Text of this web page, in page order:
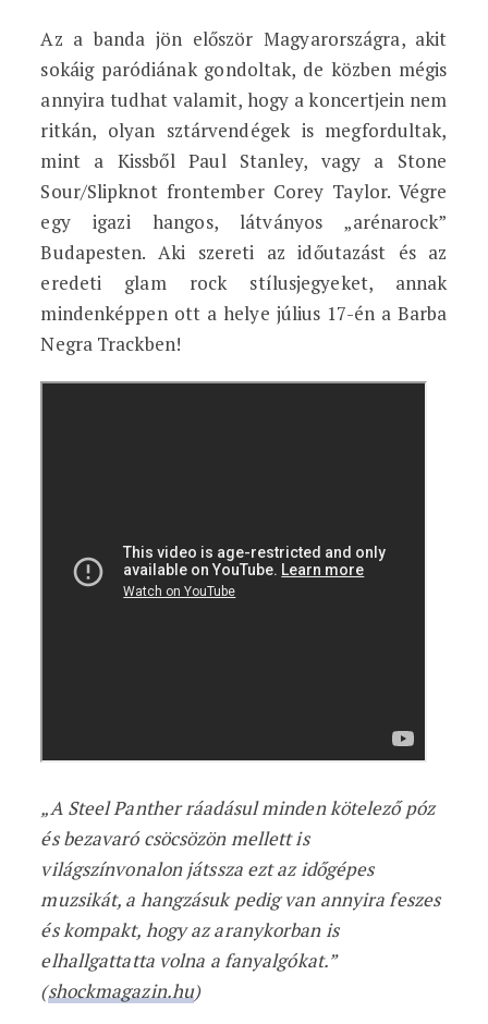
Az a banda jön először Magyarországra, akit
sokáig paródiának gondoltak, de közben mégis
annyira tudhat valamit, hogy a koncertjein nem
ritkán, olyan sztárvendégek is megfordultak,
mint a Kissből Paul Stanley, vagy a Stone
Sour/Slipknot frontember Corey Taylor. Végre
egy igazi hangos, látványos „arénarock”
Budapesten. Aki szereti az időutazást és az
eredeti glam rock stílusjegyeket, annak
mindenképpen ott a helye július 17-én a Barba
Negra Trackben!
„A Steel Panther ráadásul minden kötelező póz
és bezavaró csöcsözön mellett is
világszínvonalon játssza ezt az időgépes
muzsikát, a hangzásuk pedig van annyira feszes
és kompakt, hogy az aranykorban is
elhallgattatta volna a fanyalgókat.”
(shockmagazin.hu)